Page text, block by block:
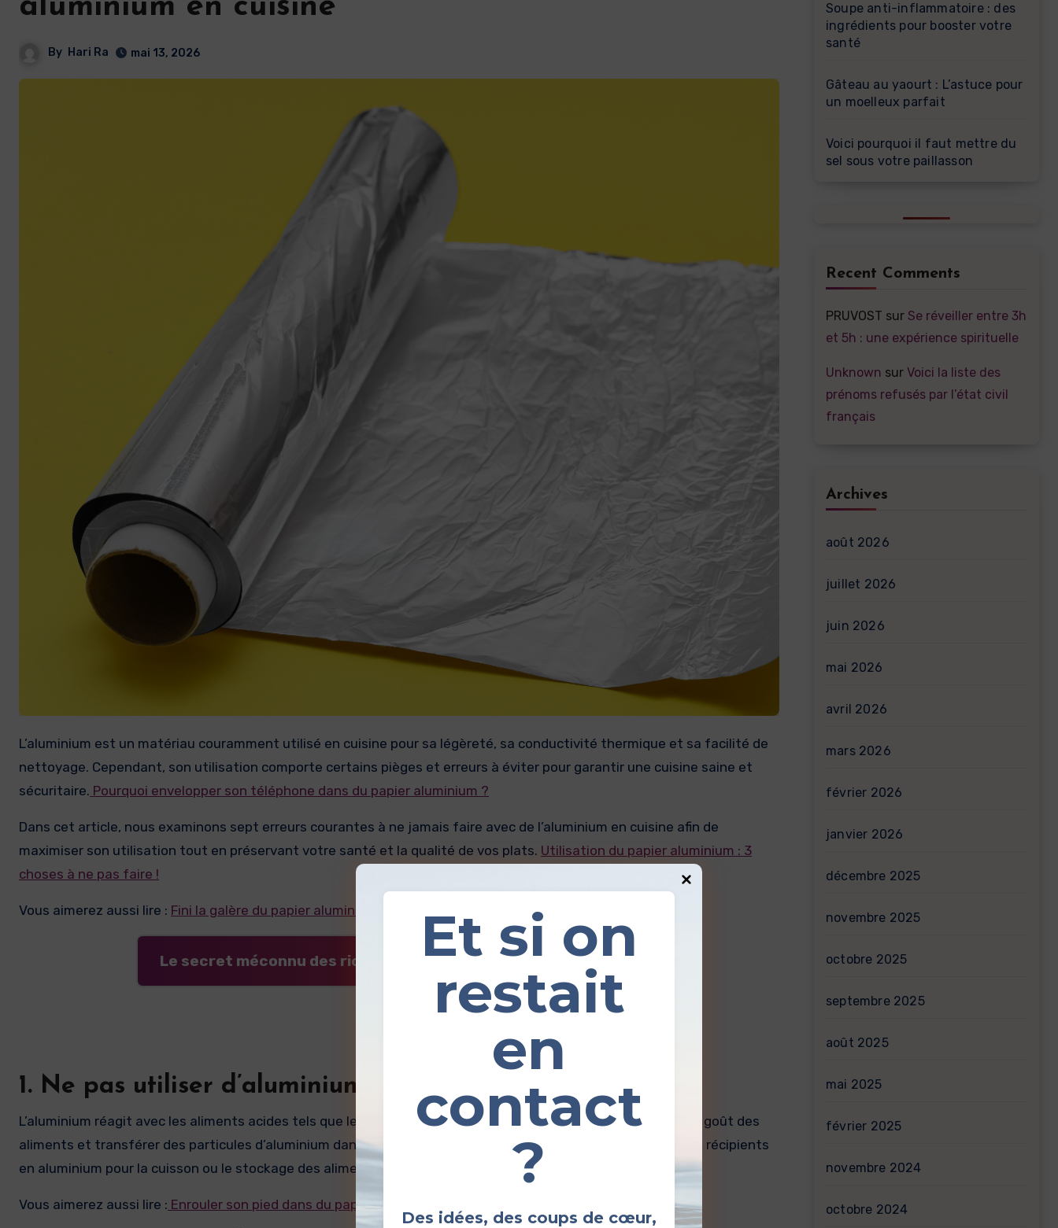
aluminium en cuisine
By Hari Ra mai 13, 2026
L’aluminium est un matériau couramment utilisé en cuisine pour sa légèreté, sa conductivité thermique et sa facilité de
nettoyage. Cependant, son utilisation comporte certains pièges et erreurs à éviter pour garantir une cuisine saine et
sécuritaire. Pourquoi envelopper son téléphone dans du papier aluminium ?
Dans cet article, nous examinons sept erreurs courantes à ne jamais faire avec de l’aluminium en cuisine afin de
maximiser son utilisation tout en préservant votre santé et la qualité de vos plats. Utilisation du papier aluminium : 3
choses à ne pas faire !
Vous aimerez aussi lire : Fini la galère du papier aluminium qui se déchire sur le rouleau
Le secret méconnu des riches : Faire bouillir le papier aluminium
1. Ne pas utiliser d’aluminium avec des aliments acides
L’aluminium réagit avec les aliments acides tels que les tomates, le vinaigre et le citron, ce qui peut altérer le goût des
aliments et transférer des particules d’aluminium dans votre plat. Il est donc préférable d’éviter d’utiliser des récipients
en aluminium pour la cuisson ou le stockage des aliments acides. Découvrez notreastuce cuisine
Vous aimerez aussi lire : Enrouler son pied dans du papier aluminium : soin surprenant
Et si on
restait
en
contact
?
Des idées, des coups de cœur,
Soupe anti-inflammatoire : des
ingrédients pour booster votre
santé
Gâteau au yaourt : L’astuce pour
un moelleux parfait
Voici pourquoi il faut mettre du
sel sous votre paillasson
Recent Comments
PRUVOST sur Se réveiller entre 3h
et 5h : une expérience spirituelle
Unknown sur Voici la liste des
prénoms refusés par l’état civil
français
Archives
août 2026
juillet 2026
juin 2026
mai 2026
avril 2026
mars 2026
février 2026
janvier 2026
décembre 2025
novembre 2025
octobre 2025
septembre 2025
août 2025
mai 2025
février 2025
novembre 2024
octobre 2024